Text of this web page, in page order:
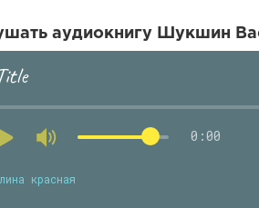
аудиокнигу Шукшин
0:00
красная